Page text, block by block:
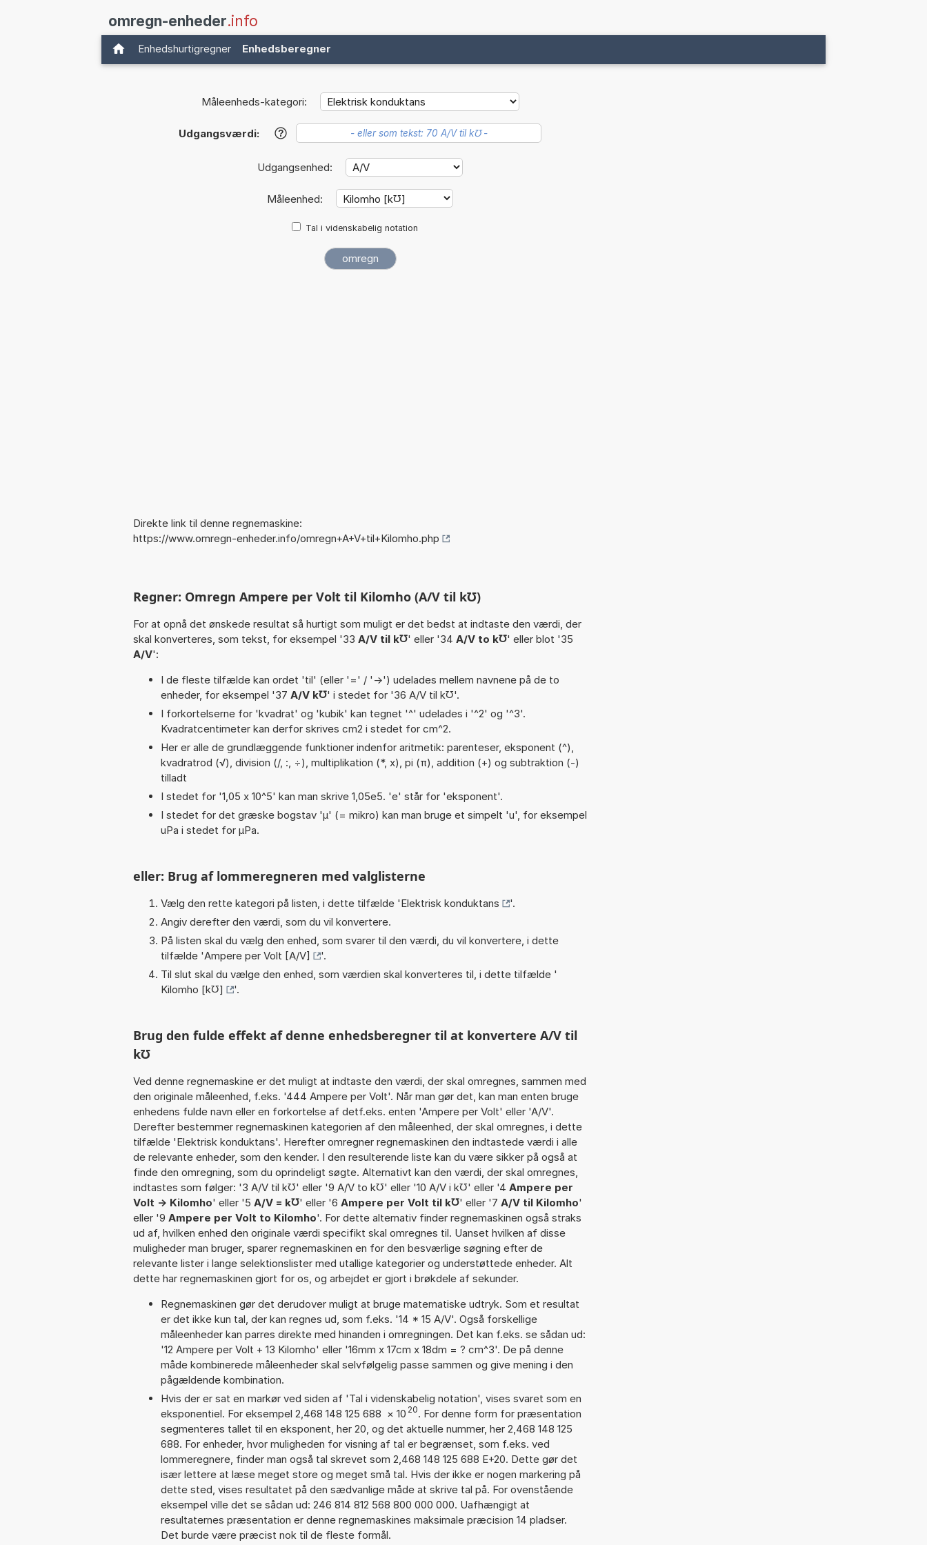
omregn-enheder.info
Enhedshurtigregner Enhedsberegner
Måleenheds-kategori:
Udgangsværdi: ?
Udgangsenhed:
Måleenhed:
Tal i videnskabelig notation
Direkte link til denne regnemaskine:
https://www.omregn-enheder.info/omregn+A+V+til+Kilomho.php
Regner: Omregn Ampere per Volt til Kilomho (A/V til k℧)
For at opnå det ønskede resultat så hurtigt som muligt er det bedst at indtaste den værdi, der
skal konverteres, som tekst, for eksempel '33 A/V til k℧' eller '34 A/V to k℧' eller blot '35
A/V':
I de fleste tilfælde kan ordet 'til' (eller '=' / '->') udelades mellem navnene på de to
enheder, for eksempel '37 A/V k℧' i stedet for '36 A/V til k℧'.
I forkortelserne for 'kvadrat' og 'kubik' kan tegnet '^' udelades i '^2' og '^3'.
Kvadratcentimeter kan derfor skrives cm2 i stedet for cm^2.
Her er alle de grundlæggende funktioner indenfor aritmetik: parenteser, eksponent (^),
kvadratrod (√), division (/, :, ÷), multiplikation (*, x), pi (π), addition (+) og subtraktion (-)
tilladt
I stedet for '1,05 x 10^5' kan man skrive 1,05e5. 'e' står for 'eksponent'.
I stedet for det græske bogstav 'µ' (= mikro) kan man bruge et simpelt 'u', for eksempel
uPa i stedet for µPa.
eller: Brug af lommeregneren med valglisterne
Vælg den rette kategori på listen, i dette tilfælde 'Elektrisk konduktans
'.
Angiv derefter den værdi, som du vil konvertere.
På listen skal du vælg den enhed, som svarer til den værdi, du vil konvertere, i dette
tilfælde 'Ampere per Volt [A/V]
'.
Til slut skal du vælge den enhed, som værdien skal konverteres til, i dette tilfælde '
Kilomho [k℧]
'.
Brug den fulde effekt af denne enhedsberegner til at konvertere A/V til
k℧
Ved denne regnemaskine er det muligt at indtaste den værdi, der skal omregnes, sammen med
den originale måleenhed, f.eks. '444 Ampere per Volt'. Når man gør det, kan man enten bruge
enhedens fulde navn eller en forkortelse af detf.eks. enten 'Ampere per Volt' eller 'A/V'.
Derefter bestemmer regnemaskinen kategorien af den måleenhed, der skal omregnes, i dette
tilfælde 'Elektrisk konduktans'. Herefter omregner regnemaskinen den indtastede værdi i alle
de relevante enheder, som den kender. I den resulterende liste kan du være sikker på også at
finde den omregning, som du oprindeligt søgte. Alternativt kan den værdi, der skal omregnes,
indtastes som følger: '3 A/V til k℧' eller '9 A/V to k℧' eller '10 A/V i k℧' eller '4 Ampere per
Volt -> Kilomho' eller '5 A/V = k℧' eller '6 Ampere per Volt til k℧' eller '7 A/V til Kilomho'
eller '9 Ampere per Volt to Kilomho'. For dette alternativ finder regnemaskinen også straks
ud af, hvilken enhed den originale værdi specifikt skal omregnes til. Uanset hvilken af disse
muligheder man bruger, sparer regnemaskinen en for den besværlige søgning efter de
relevante lister i lange selektionslister med utallige kategorier og understøttede enheder. Alt
dette har regnemaskinen gjort for os, og arbejdet er gjort i brøkdele af sekunder.
Regnemaskinen gør det derudover muligt at bruge matematiske udtryk. Som et resultat
er det ikke kun tal, der kan regnes ud, som f.eks. '14 * 15 A/V'. Også forskellige
måleenheder kan parres direkte med hinanden i omregningen. Det kan f.eks. se sådan ud:
'12 Ampere per Volt + 13 Kilomho' eller '16mm x 17cm x 18dm = ? cm^3'. De på denne
måde kombinerede måleenheder skal selvfølgelig passe sammen og give mening i den
pågældende kombination.
Hvis der er sat en markør ved siden af 'Tal i videnskabelig notation', vises svaret som en
eksponentiel. For eksempel 2,468 148 125 688 × 10 20. For denne form for præsentation
segmenteres tallet til en eksponent, her 20, og det aktuelle nummer, her 2,468 148 125
688. For enheder, hvor muligheden for visning af tal er begrænset, som f.eks. ved
lommeregnere, finder man også tal skrevet som 2,468 148 125 688 E+20. Dette gør det
især lettere at læse meget store og meget små tal. Hvis der ikke er nogen markering på
dette sted, vises resultatet på den sædvanlige måde at skrive tal på. For ovenstående
eksempel ville det se sådan ud: 246 814 812 568 800 000 000. Uafhængigt at
resultaternes præsentation er denne regnemaskines maksimale præcision 14 pladser.
Det burde være præcist nok til de fleste formål.